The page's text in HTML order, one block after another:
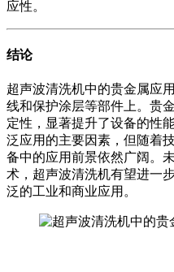
应性。
结论
超声波清洗机中的贵金属应
线和保护涂层等部件上。贵
定性，显著提升了设备的性
泛应用的主要因素，但随着
备中的应用前景依然广阔。
术，超声波清洗机有望进一
泛的工业和商业应用。